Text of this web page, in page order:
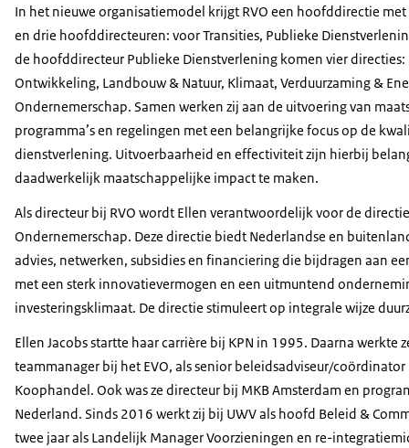
In het nieuwe organisatiemodel krijgt RVO een hoofddirectie
en drie hoofddirecteuren: voor Transities, Publieke
de hoofddirecteur Publieke Dienstverlening komen vier directies:
Ontwikkeling, Landbouw & Natuur, Klimaat, Verduurzaming &
Ondernemerschap. Samen werken zij aan de uitvoering van
programma’s en regelingen met een belangrijke focus op de
dienstverlening. Uitvoerbaarheid en effectiviteit zijn hierbij
daadwerkelijk maatschappelijke impact te maken.
Als directeur bij RVO wordt Ellen verantwoordelijk voor de
Ondernemerschap. Deze directie biedt Nederlandse en
advies, netwerken, subsidies en financiering die bijdragen aan
met een sterk innovatievermogen en een uitmuntend
investeringsklimaat. De directie stimuleert op integrale wijze
Ellen Jacobs startte haar carrière bij KPN in 1995. Daarna werkte
teammanager bij het EVO, als senior beleidsadviseur/coördinator
Koophandel. Ook was ze directeur bij MKB Amsterdam en
Nederland. Sinds 2016 werkt zij bij UWV als hoofd Beleid &
twee jaar als Landelijk Manager Voorzieningen en re-